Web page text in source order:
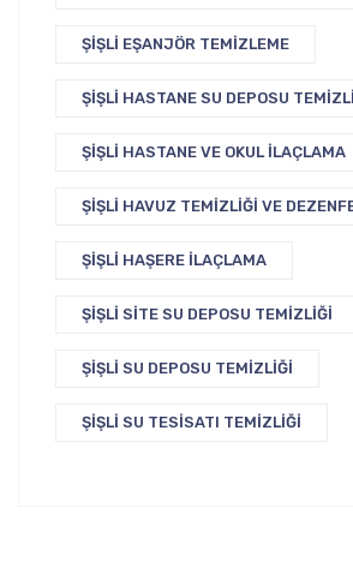
ŞIŞLI EŞANJÖR TEMIZLEME
ŞIŞLI HASTANE SU DEPOSU
ŞIŞLI HASTANE VE OKUL İLAÇLAMA
ŞIŞLI HAVUZ TEMIZLIĞI VE
ŞIŞLI HAŞERE İLAÇLAMA
ŞIŞLI SITE SU DEPOSU TEMIZLIĞI
ŞIŞLI SU DEPOSU TEMIZLIĞI
ŞIŞLI SU TESISATI TEMIZLIĞI